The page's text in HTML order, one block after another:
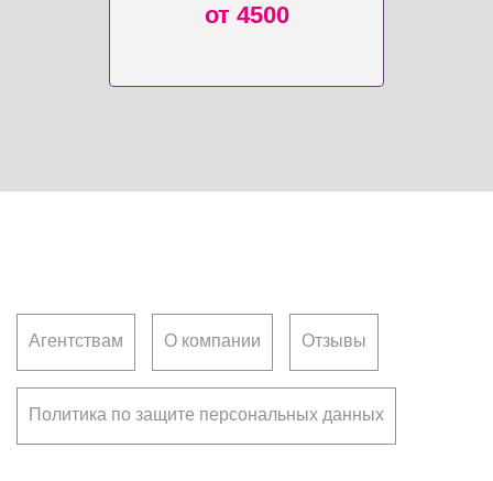
от 4500
Агентствам О компании Отзывы
Политика по защите персональных данных